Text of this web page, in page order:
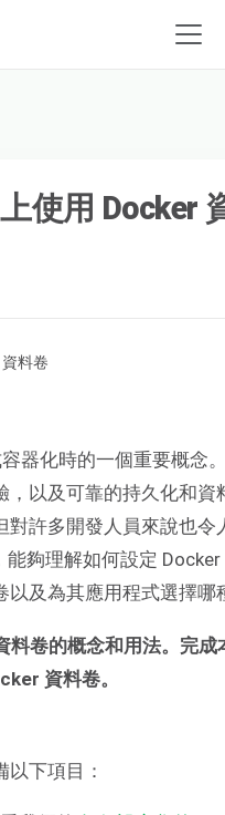
使用 Docker
器化時的一個重要概念
，以及可靠的持久化和資
對許多開發人員來說也令
能夠理解如何設定
以及為其應用程式選擇哪
料卷的概念和用法。完成
資料卷。
下項目：